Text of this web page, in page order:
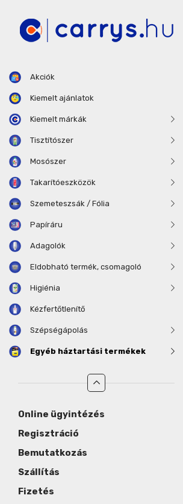
Akciók
Kiemelt ajánlatok
Kiemelt márkák
Tisztítószer
Mosószer
Takarítóeszközök
Szemeteszsák / Fólia
Papíráru
Adagolók
Eldobható termék, csomagoló
Higiénia
Kézfertőtlenítő
Szépségápolás
Egyéb háztartási termékek
Online ügyintézés
Regisztráció
Bemutatkozás
Szállítás
Fizetés